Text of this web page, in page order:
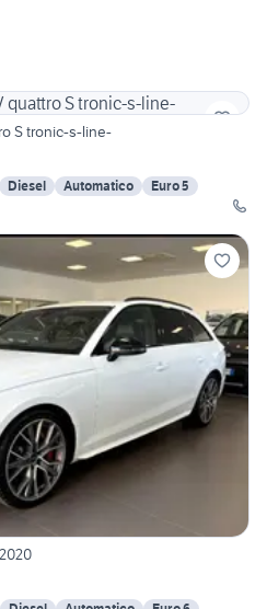
S tronic-s-line-
Diesel Automatico
Euro 5